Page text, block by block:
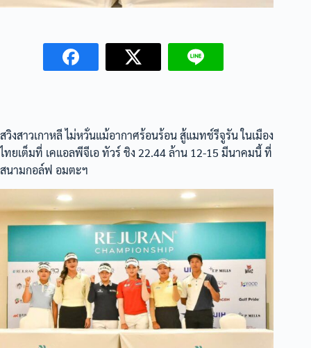
สวิงสาวเกาหลี ไม่หวั่นแม้อากาศร้อนร้อน สู้แมทช์รีจูรัน ในเมือง
ไทยเต็มที่ เคแอลพีจีเอ ทัวร์ ชิง 22.44 ล้าน 12-15 มีนาคมนี้ ที่
สนามกอล์ฟ อมตะฯ